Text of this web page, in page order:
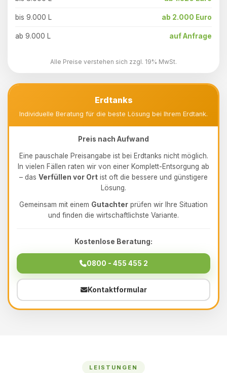
bis 9.000 L ab 2.000 Euro
ab 9.000 L auf Anfrage
Alle Preise verstehen sich zzgl. 19% MwSt.
Erdtanks
Individuelle Beratung für die beste Lösung bei Ihrem Erdtank.
Preis nach Aufwand
Eine pauschale Preisangabe ist bei Erdtanks nicht möglich.
In vielen Fällen raten wir von einer Komplett-Entsorgung ab
– das Verfüllen vor Ort ist oft die bessere und günstigere
Lösung.
Gemeinsam mit einem Gutachter prüfen wir Ihre Situation
und finden die wirtschaftlichste Variante.
Kostenlose Beratung:
0800 - 455 455 2
Kontaktformular
LEISTUNGEN